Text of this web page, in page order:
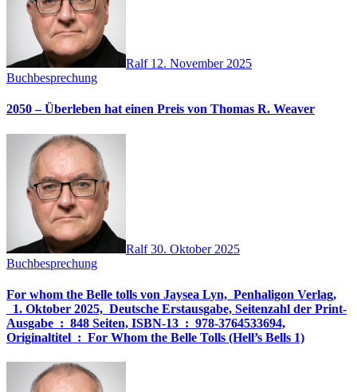
Ralf 12. November 2025
Buchbesprechung
2050 – Überleben hat einen Preis von Thomas R. Weaver
Ralf30. Oktober 2025
Buchbesprechung
For whom the Belle tolls von Jaysea Lyn, ‎ Penhaligon Verlag,
‎ 1. Oktober 2025, ‎ Deutsche Erstausgabe, Seitenzahl der Print-
Ausgabe ‏ : ‎ 848 Seiten, ISBN-13 ‏ : ‎ 978-3764533694,
Originaltitel ‏ : ‎ For Whom the Belle Tolls (Hell’s Bells 1)